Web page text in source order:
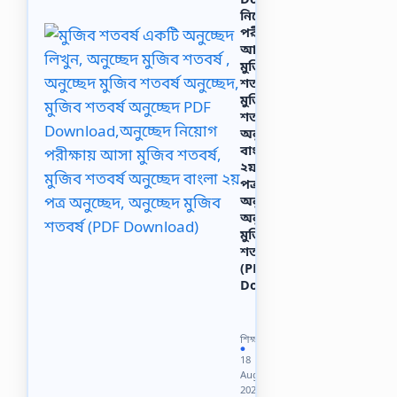
নিয়োগ
পরীক্ষায়
আসা
মুজিব
শতবর্ষ,
মুজিব
শতবর্ষ
অনুচ্ছেদ
বাংলা
২য়
পত্র
অনুচ্ছেদ,
অনুচ্ছেদ
মুজিব
শতবর্ষ
(PDF
Download)
সম্পর্কে
একটি
অনুচ্ছেদ
লিখুন
শিক্ষা
●
18
Aug
2022